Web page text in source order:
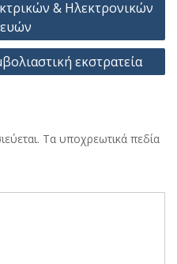
& Ηλεκτρονικών
εκστρατεία
Τα υποχρεωτικά πεδία